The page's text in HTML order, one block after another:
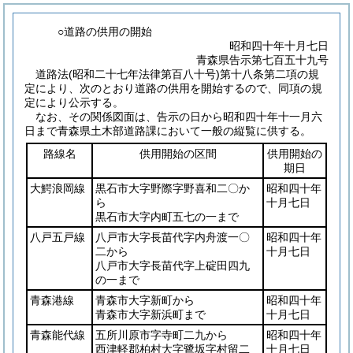
○道路の供用の開始
昭和四十年十月七日
青森県告示第七百五十九号
道路法(昭和二十七年法律第百八十号)第十八条第二項の規
定により、次のとおり道路の供用を開始するので、同項の規
定により公示する。
なお、その関係図面は、告示の日から昭和四十年十一月六
日まで青森県土木部道路課において一般の縦覧に供する。
路線名
供用開始の区間
供用開始の
期日
大鰐浪岡線
黒石市大字野際字野喜和二〇か
ら
黒石市大字内町五七の一まで
昭和四十年
十月七日
八戸五戸線
八戸市大字長苗代字内舟渡一〇
二から
八戸市大字長苗代字上碇田四九
の一まで
昭和四十年
十月七日
青森港線
青森市大字新町から
青森市大字新浜町まで
昭和四十年
十月七日
青森能代線
五所川原市字寺町二九から
西津軽郡柏村大字鷺坂字村留二
昭和四十年
十月七日